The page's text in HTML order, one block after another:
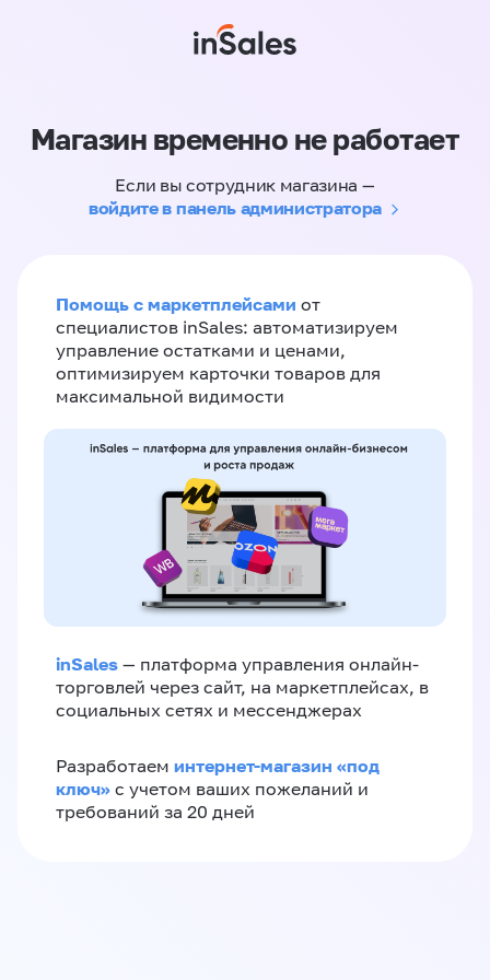
Магазин временно не работает
Если вы сотрудник магазина —
войдите в панель администратора
Помощь с маркетплейсами от
специалистов inSales: автоматизируем
управление остатками и ценами,
оптимизируем карточки товаров для
максимальной видимости
inSales — платформа управления онлайн-
торговлей через сайт, на маркетплейсах, в
социальных сетях и мессенджерах
Разработаем интернет-магазин «‎под
ключ»‎ с учетом ваших пожеланий и
требований за 20 дней